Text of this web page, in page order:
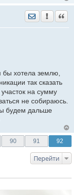
Отправить
бы хотела землю,
так сказать
на сумму
не собираюсь.
будем дальше
90 91 92
Перейти